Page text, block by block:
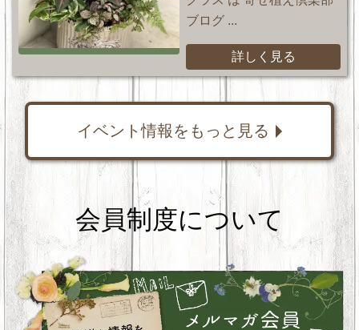
ブログ ...
詳しく見る
イベント情報をもっと見る
会員制度について